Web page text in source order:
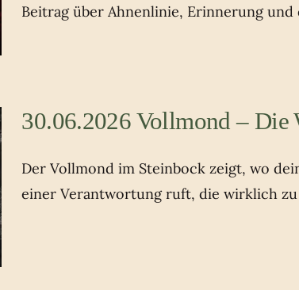
Beitrag über Ahnenlinie, Erinnerung
30.06.2026 Vollmond – Die
Der Vollmond im Steinbock zeigt, wo
einer Verantwortung ruft, die wirklich